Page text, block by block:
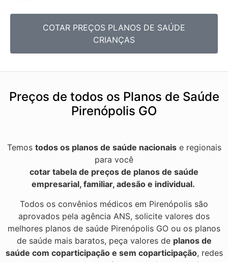
COTAR PREÇOS PLANOS DE SAÚDE
CRIANÇAS
Preços de todos os Planos de Saúde
Pirenópolis GO
Temos todos os planos de saúde nacionaise regionais
para você
cotar tabela de preços de planos de saúde
empresarial, familiar, adesão e individual.
Todos os convênios médicos em Pirenópolis são
aprovados pela agência ANS, solicite valores dos
melhores planos de saúde Pirenópolis GO ou os planos
de saúde mais baratos, peça valores de planos de
saúde com coparticipação e sem coparticipação, redes